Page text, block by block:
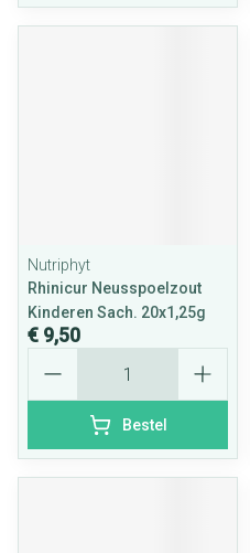
Nutriphyt
Rhinicur Neusspoelzout
Kinderen Sach. 20x1,25g
€ 9,50
Bestel